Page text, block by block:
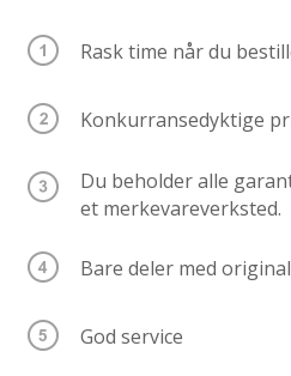
Rask time når du
Konkurransedyktige
Du beholder alle
et merkevareverksted.
Bare deler med
God service